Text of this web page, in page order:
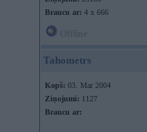
Braucu ar: 4 x 666
Tahometrs
Kopš: 03. Mar 2004
Ziņojumi: 1127
Braucu ar: